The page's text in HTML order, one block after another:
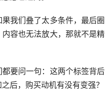
我们叠了太多条件，最后圈
容也无法放大，那就不是精
要问一句：这两个标签背后
后，购买动机有没有变强？